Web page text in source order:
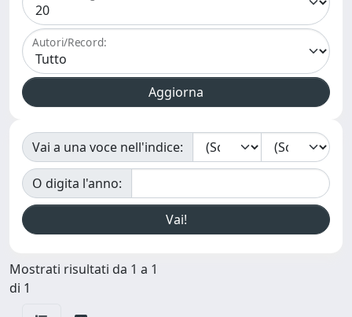
Autori/Record:
Vai a una voce nell'indice:
O digita l'anno:
Mostrati risultati da 1 a 1
di 1